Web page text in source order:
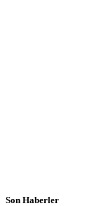
Son Haberler